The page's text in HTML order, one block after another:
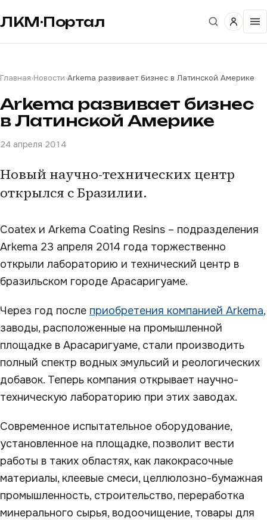
ЛКМ·Портал
Главная›Новости›Arkema развивает бизнес в Латинской Америке
Arkema развивает бизнес
в Латинской Америке
24 апреля 2014
Новый научно-технических центр
открылся с Бразилии.
Coatex и Arkema Coating Resins – подразделения
Arkema 23 апреля 2014 года торжественно
открыли лабораторию и технический центр в
бразильском городе Арасаригуаме.
Через год после приобретения компанией Arkema,
заводы, расположенные на промышленной
площадке в Арасаригуаме, стали производить
полный спектр водных эмульсий и реологических
добавок. Теперь компания открывает научно-
техническую лабораторию при этих заводах.
Современное испытательное оборудование,
установленное на площадке, позволит вести
работы в таких областях, как лакокрасочные
материалы, клеевые смеси, целлюлозно-бумажная
промышленность, строительство, переработка
минерального сырья, водоочищение, товары для